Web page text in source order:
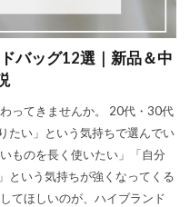
バッグ12選｜新品＆中
ってきませんか。 20代・30代
たい」という気持ちで選んでい
ものを長く使いたい」「自分
という気持ちが強くなってくる
てほしいのが、ハイブランド